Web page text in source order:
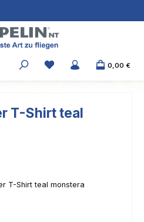
0,00 €
T-Shirt teal